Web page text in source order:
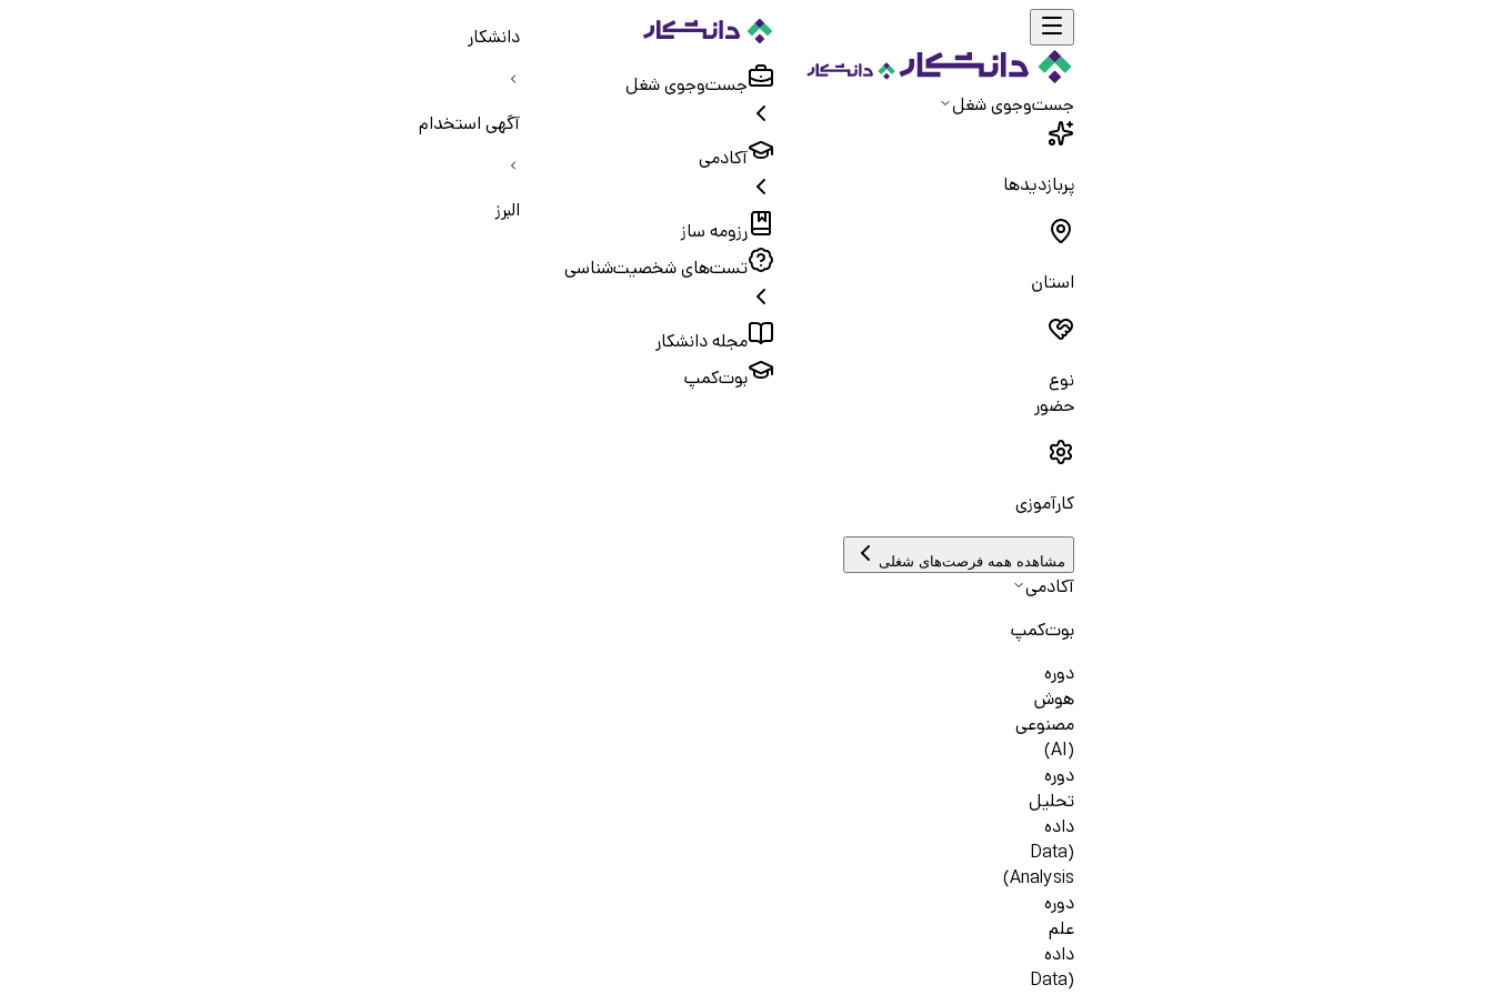
جست‌و‌جوی شغل
پربازدیدها
استان
نوع
حضور
کارآموزی
مشاهده همه فرصت‌های شغلی
آکادمی
بوت‌کمپ
دوره
هوش
مصنوعی
(AI)
دوره
تحلیل
داده
(Data
Analysis)
دوره
علم
داده
(Data
جست‌و‌جوی شغل
آکادمی
رزومه ساز
تست‌های شخصیت‌شناسی
مجله دانشکار
بوت‌کمپ
دانشکار
آگهی استخدام
البرز